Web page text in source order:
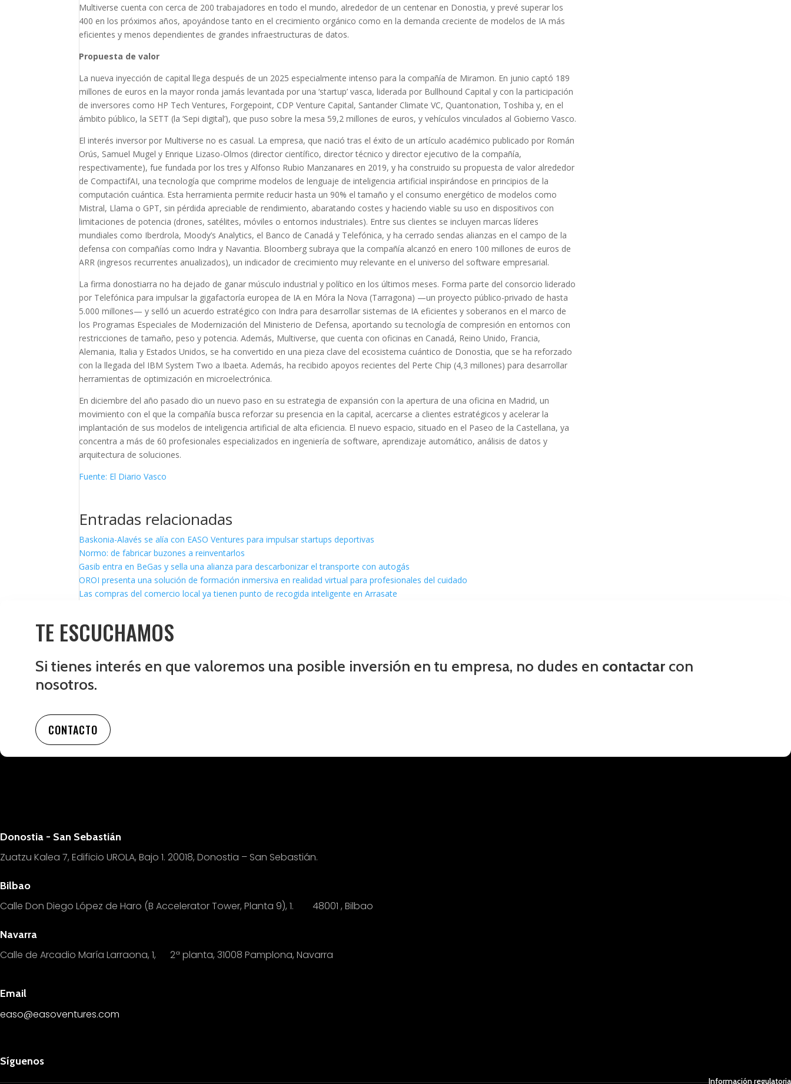
Multiverse cuenta con cerca de 200 trabajadores en todo el mundo, alrededor de un centenar en Donostia, y prevé superar los
400 en los próximos años, apoyándose tanto en el crecimiento orgánico como en la demanda creciente de modelos de IA más
eficientes y menos dependientes de grandes infraestructuras de datos.
Propuesta de valor
La nueva inyección de capital llega después de un 2025 especialmente intenso para la compañía de Miramon. En junio captó 189
millones de euros en la mayor ronda jamás levantada por una ‘startup’ vasca, liderada por Bullhound Capital y con la participación
de inversores como HP Tech Ventures, Forgepoint, CDP Venture Capital, Santander Climate VC, Quantonation, Toshiba y, en el
ámbito público, la SETT (la ‘Sepi digital’), que puso sobre la mesa 59,2 millones de euros, y vehículos vinculados al Gobierno Vasco.
El interés inversor por Multiverse no es casual. La empresa, que nació tras el éxito de un artículo académico publicado por Román
Orús, Samuel Mugel y Enrique Lizaso-Olmos (director científico, director técnico y director ejecutivo de la compañía,
respectivamente), fue fundada por los tres y Alfonso Rubio Manzanares en 2019, y ha construido su propuesta de valor alrededor
de CompactifAI, una tecnología que comprime modelos de lenguaje de inteligencia artificial inspirándose en principios de la
computación cuántica. Esta herramienta permite reducir hasta un 90% el tamaño y el consumo energético de modelos como
Mistral, Llama o GPT, sin pérdida apreciable de rendimiento, abaratando costes y haciendo viable su uso en dispositivos con
limitaciones de potencia (drones, satélites, móviles o entornos industriales). Entre sus clientes se incluyen marcas líderes
mundiales como Iberdrola, Moody’s Analytics, el Banco de Canadá y Telefónica, y ha cerrado sendas alianzas en el campo de la
defensa con compañías como Indra y Navantia. Bloomberg subraya que la compañía alcanzó en enero 100 millones de euros de
ARR (ingresos recurrentes anualizados), un indicador de crecimiento muy relevante en el universo del software empresarial.
La firma donostiarra no ha dejado de ganar músculo industrial y político en los últimos meses. Forma parte del consorcio liderado
por Telefónica para impulsar la gigafactoría europea de IA en Móra la Nova (Tarragona) —un proyecto público-privado de hasta
5.000 millones— y selló un acuerdo estratégico con Indra para desarrollar sistemas de IA eficientes y soberanos en el marco de
los Programas Especiales de Modernización del Ministerio de Defensa, aportando su tecnología de compresión en entornos con
restricciones de tamaño, peso y potencia. Además, Multiverse, que cuenta con oficinas en Canadá, Reino Unido, Francia,
Alemania, Italia y Estados Unidos, se ha convertido en una pieza clave del ecosistema cuántico de Donostia, que se ha reforzado
con la llegada del IBM System Two a Ibaeta. Además, ha recibido apoyos recientes del Perte Chip (4,3 millones) para desarrollar
herramientas de optimización en microelectrónica.
En diciembre del año pasado dio un nuevo paso en su estrategia de expansión con la apertura de una oficina en Madrid, un
movimiento con el que la compañía busca reforzar su presencia en la capital, acercarse a clientes estratégicos y acelerar la
implantación de sus modelos de inteligencia artificial de alta eficiencia. El nuevo espacio, situado en el Paseo de la Castellana, ya
concentra a más de 60 profesionales especializados en ingeniería de software, aprendizaje automático, análisis de datos y
arquitectura de soluciones.
Fuente: El Diario Vasco
Entradas relacionadas
Baskonia-Alavés se alía con EASO Ventures para impulsar startups deportivas
Normo: de fabricar buzones a reinventarlos
Gasib entra en BeGas y sella una alianza para descarbonizar el transporte con autogás
OROI presenta una solución de formación inmersiva en realidad virtual para profesionales del cuidado
Las compras del comercio local ya tienen punto de recogida inteligente en Arrasate
TE ESCUCHAMOS
Si tienes interés en que valoremos una posible inversión en tu empresa, no dudes en contactar con
nosotros.
CONTACTO
Donostia - San Sebastián
Zuatzu Kalea 7, Edificio UROLA, Bajo 1. 20018, Donostia – San Sebastián.
Bilbao
Calle Don Diego López de Haro (B Accelerator Tower, Planta 9), 1. 48001 , Bilbao
Navarra
Calle de Arcadio María Larraona, 1, 2ª planta, 31008 Pamplona, Navarra
Email
easo@easoventures.com
Síguenos
Información regulatoria